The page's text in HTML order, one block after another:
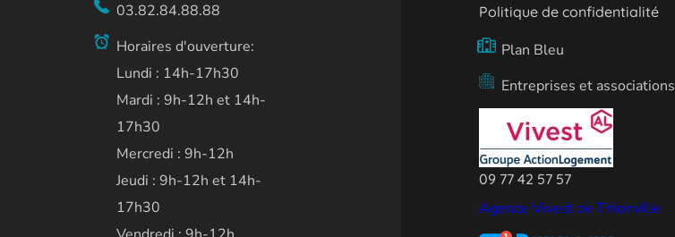
03.82.84.88.88
Horaires d'ouverture:
Lundi : 14h-17h30
Mardi : 9h-12h et 14h-
17h30
Mercredi : 9h-12h
Jeudi : 9h-12h et 14h-
17h30
Politique de confidentialité
Plan Bleu
Entreprises et associations
09 77 42 57 57
Agence Vivest de Thionville